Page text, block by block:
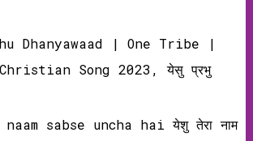
Dhanyawaad | One Tribe |
Song 2023, येसु प्रभु
sabse uncha hai येशु तेरा नाम